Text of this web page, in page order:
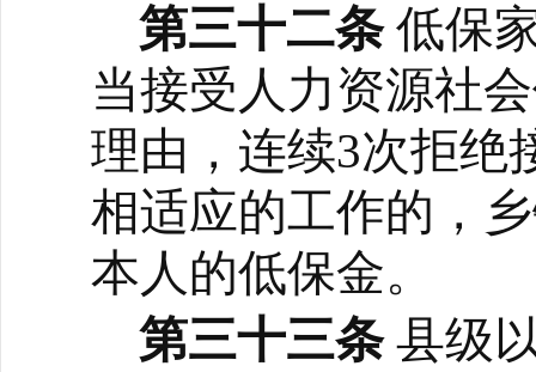
第三十二条 低保
当接受人力资源社
理由，连续3次拒绝
相适应的工作的，
本人的低保金。
第三十三条 县级